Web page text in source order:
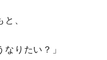
、
りたい？」